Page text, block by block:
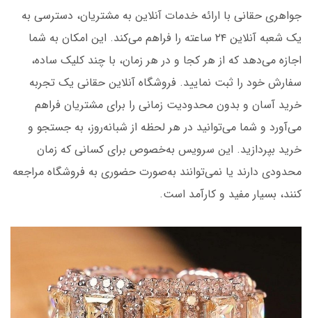
جواهری حقانی با ارائه خدمات آنلاین به مشتریان، دسترسی به
یک شعبه آنلاین ۲۴ ساعته را فراهم می‌کند. این امکان به شما
اجازه می‌دهد که از هر کجا و در هر زمان، با چند کلیک ساده،
سفارش خود را ثبت نمایید. فروشگاه آنلاین حقانی یک تجربه
خرید آسان و بدون محدودیت زمانی را برای مشتریان فراهم
می‌آورد و شما می‌توانید در هر لحظه از شبانه‌روز، به جستجو و
خرید بپردازید. این سرویس به‌خصوص برای کسانی که زمان
محدودی دارند یا نمی‌توانند به‌صورت حضوری به فروشگاه مراجعه
کنند، بسیار مفید و کارآمد است.